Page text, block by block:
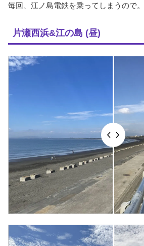
毎回、江ノ島電鉄を乗ってしまうので。
片瀬西浜&江の島 (昼)